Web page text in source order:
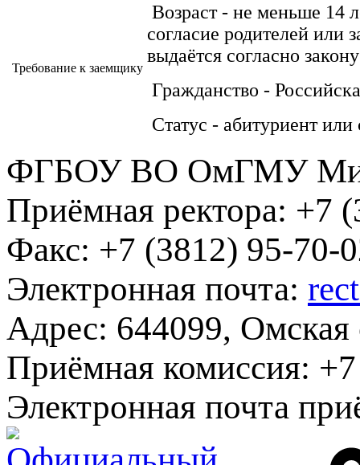
Требование к заемщику
Возраст - не меньше 14
согласие родителей или
выдаётся согласно
Гражданство -
Статус - абитуриент или
ФГБОУ ВО ОмГМУ
Приёмная ректора: +7
Факс: +7 (3812) 95-70-
Электронная почта:
Адрес: 644099, Омская
Приёмная комиссия:
Электронная почта